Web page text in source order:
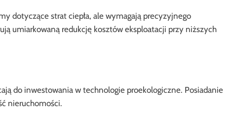
dotyczące strat ciepła, ale wymagają precyzyjnego
umiarkowaną redukcję kosztów eksploatacji przy niższych
do inwestowania w technologie proekologiczne. Posiadanie
nieruchomości.